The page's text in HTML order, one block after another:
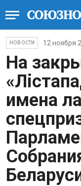
НОВОСТИ 12 ноября
На
имена